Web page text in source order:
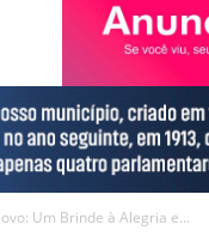
Um Brinde à Alegria e...